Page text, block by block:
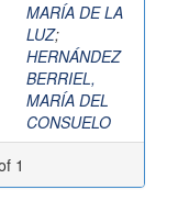
MARÍA DE LA
LUZ;
HERNÁNDEZ
BERRIEL,
MARÍA DEL
CONSUELO
1